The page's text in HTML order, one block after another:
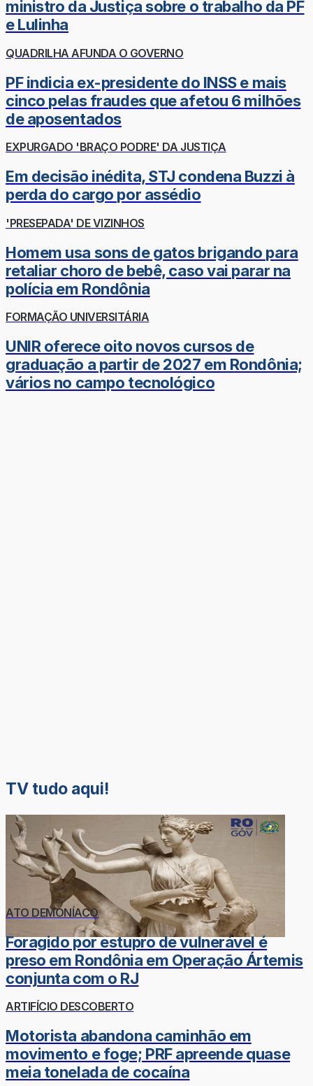
ministro da Justiça sobre o trabalho da PF
e Lulinha
QUADRILHA AFUNDA O GOVERNO
PF indicia ex-presidente do INSS e mais
cinco pelas fraudes que afetou 6 milhões
de aposentados
EXPURGADO 'BRAÇO PODRE' DA JUSTIÇA
Em decisão inédita, STJ condena Buzzi à
perda do cargo por assédio
'PRESEPADA' DE VIZINHOS
Homem usa sons de gatos brigando para
retaliar choro de bebê, caso vai parar na
polícia em Rondônia
FORMAÇÃO UNIVERSITÁRIA
UNIR oferece oito novos cursos de
graduação a partir de 2027 em Rondônia;
vários no campo tecnológico
TV tudo aqui!
ATO DEMONÍACO
Foragido por estupro de vulnerável é
preso em Rondônia em Operação Ártemis
conjunta com o RJ
ARTIFÍCIO DESCOBERTO
Motorista abandona caminhão em
movimento e foge; PRF apreende quase
meia tonelada de cocaína